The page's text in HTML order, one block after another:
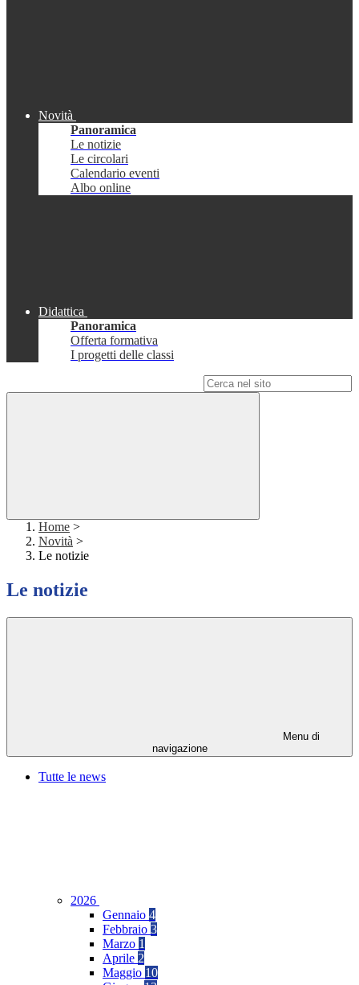
Novità
Panoramica
Le notizie
Le circolari
Calendario eventi
Albo online
Didattica
Panoramica
Offerta formativa
I progetti delle classi
Home >
Novità >
Le notizie
Le notizie
Menu di
navigazione
Tutte le news
2026
Gennaio 4
Febbraio 3
Marzo 1
Aprile 2
Maggio 10